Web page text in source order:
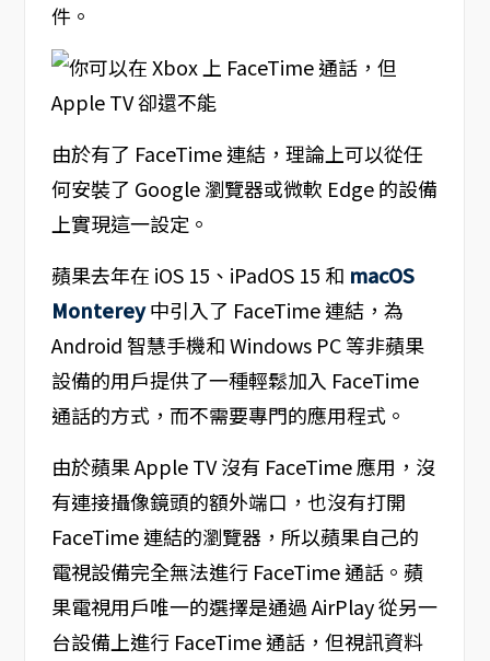
件。
由於有了 FaceTime 連結，理論上可以從任
何安裝了 Google 瀏覽器或微軟 Edge 的設備
上實現這一設定。
蘋果去年在 iOS 15、iPadOS 15 和 macOS
Monterey中引入了 FaceTime 連結，為
Android 智慧手機和 Windows PC 等非蘋果
設備的用戶提供了一種輕鬆加入 FaceTime
通話的方式，而不需要專門的應用程式。
由於蘋果 Apple TV 沒有 FaceTime 應用，沒
有連接攝像鏡頭的額外端口，也沒有打開
FaceTime 連結的瀏覽器，所以蘋果自己的
電視設備完全無法進行 FaceTime 通話。蘋
果電視用戶唯一的選擇是通過 AirPlay 從另一
台設備上進行 FaceTime 通話，但視訊資料